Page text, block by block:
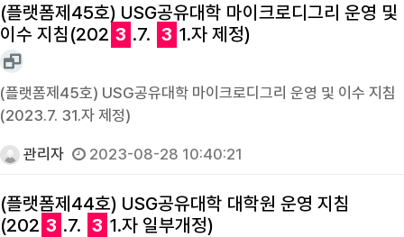
(플랫폼제45호) USG공유대학 마이크로디그리 운영 및
이수 지침(202 3 .7. 3 1.자 제정)
(플랫폼제45호) USG공유대학 마이크로디그리 운영 및 이수 지침
(2023.7. 31.자 제정)
관리자 2023-08-28 10:40:21
(플랫폼제44호) USG공유대학 대학원 운영 지침
(202 3 .7. 3 1.자 일부개정)